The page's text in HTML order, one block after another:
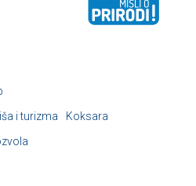
i turizma
Koksara